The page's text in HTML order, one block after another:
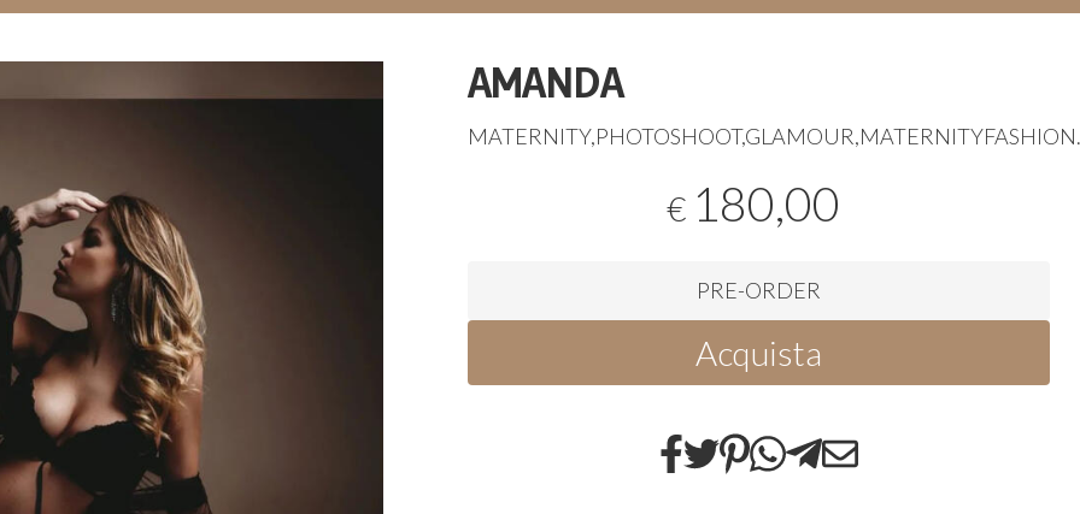
AMANDA
MATERNITY,PHOTOSHOOT,GLAMOUR,MATERNITYFASHION
€ 180,00
PRE-ORDER
Acquista